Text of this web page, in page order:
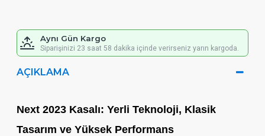
Aynı Gün Kargo
Siparişinizi 23 saat 58 dakika içinde verirseniz yarın kargoda.
AÇIKLAMA
Next 2023 Kasalı: Yerli Teknoloji, Klasik
Tasarım ve Yüksek Performans